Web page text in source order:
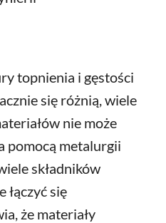
topnienia i gęstości
się różnią, wiele
nie może
pomocą metalurgii
składników
łączyć się
że materiały